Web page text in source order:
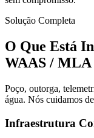
Solução Completa
O Que Está
WAAS / MLA
Poço, outorga,
água. Nós cuidamos
Infraestrutura